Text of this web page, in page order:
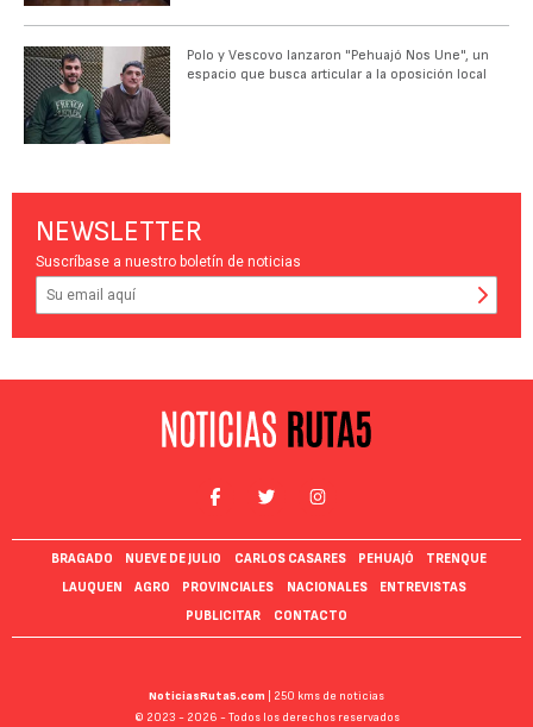
Polo y Vescovo lanzaron "Pehuajó Nos Une", un
espacio que busca articular a la oposición local
NEWSLETTER
Suscríbase a nuestro boletín de noticias
BRAGADO NUEVE DE JULIO CARLOS CASARES PEHUAJÓ
TRENQUE
LAUQUEN
AGRO PROVINCIALES NACIONALES
ENTREVISTAS
PUBLICITAR
CONTACTO
NoticiasRuta5.com
| 250 kms de noticias
© 2023 - 2026 - Todos los derechos reservados